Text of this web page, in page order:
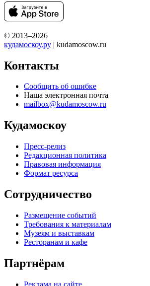
© 2013–2026
кудамоскоу.ру | kudamoscow.ru
Контакты
Сообщить об ошибке
Наша электронная почта
mailbox@kudamoscow.ru
Кудамоскоу
Пресс-релиз
Редакционная политика
Правовая информация
Формат ресурса
Сотрудничество
Размещение событий
Требования к материалам
Музеям и выставкам
Ресторанам и кафе
Партнёрам
Реклама на сайте